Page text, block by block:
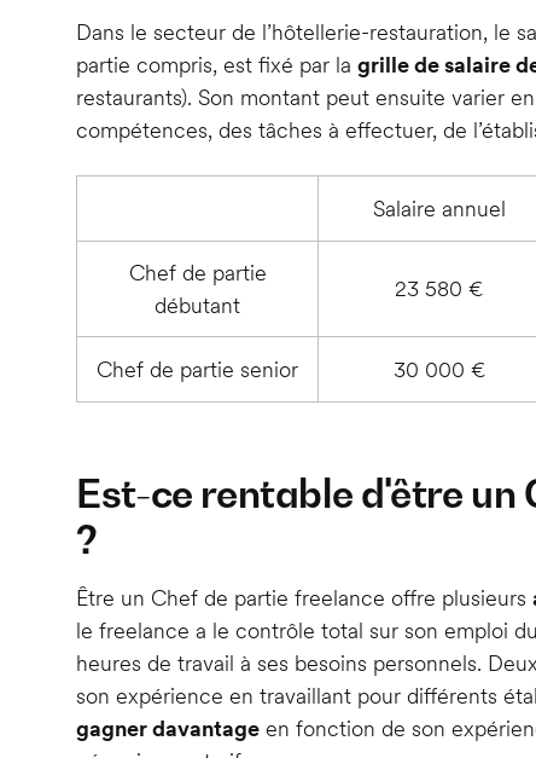
Dans le secteur de l’hôtellerie-restauration, le
partie compris, est fixé par lagrille de salaire
restaurants). Son montant peut ensuite varier
compétences, des tâches à effectuer, de
Salaire annuel
Chef de partie
débutant
23 580 €
Chef de partie senior 30 000 €
Est-ce rentable d'être un
?
Être un Chef de partie freelance offre plusieurs
le freelance a le contrôle total sur son emploi
heures de travail à ses besoins personnels.
son expérience en travaillant pour différents
gagner davantage en fonction de son